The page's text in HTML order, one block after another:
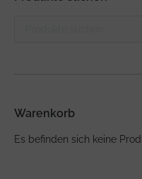
Warenkorb
Es befinden sich keine